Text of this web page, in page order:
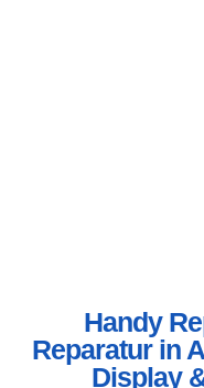
Handy
Reparatur in
Display